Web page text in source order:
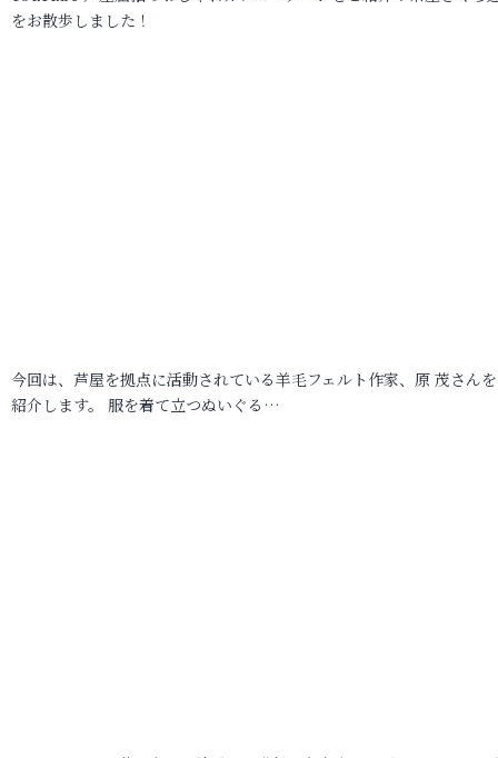
をお散歩しました！
今回は、芦屋を拠点に活動されている羊毛フェルト作家、原 茂さん
紹介します。 服を着て立つぬいぐる…